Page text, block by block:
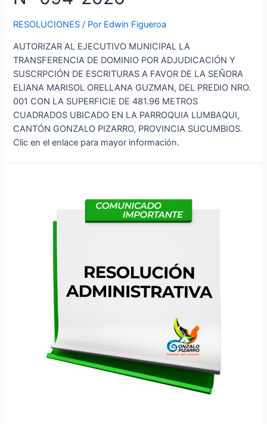
RESOLUCIONES / Por Edwin Figueroa
AUTORIZAR AL EJECUTIVO MUNICIPAL LA
TRANSFERENCIA DE DOMINIO POR ADJUDICACIÓN Y
SUSCRPCIÓN DE ESCRITURAS A FAVOR DE LA SEÑORA
ELIANA MARISOL ORELLANA GUZMAN, DEL PREDIO NRO.
001 CON LA SUPERFICIE DE 481.96 METROS
CUADRADOS UBICADO EN LA PARROQUIA LUMBAQUI,
CANTÓN GONZALO PIZARRO, PROVINCIA SUCUMBIOS.
Clic en el enlace para mayor información.